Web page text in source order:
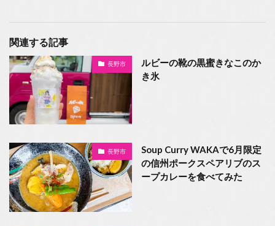
関連する記事
長野市
ルビーの靴の黒蜜きなこのか
き氷
長野市
Soup Curry WAKAで6月限定
の信州ポークスペアリブのス
ープカレーを食べてみた